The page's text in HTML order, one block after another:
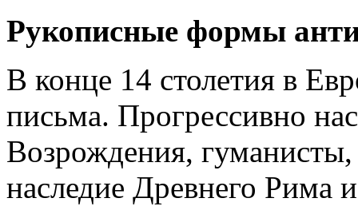
Рукописные формы
В конце 14 столетия в
письма. Прогрессивно
Возрождения,
наследие Древнего Рима